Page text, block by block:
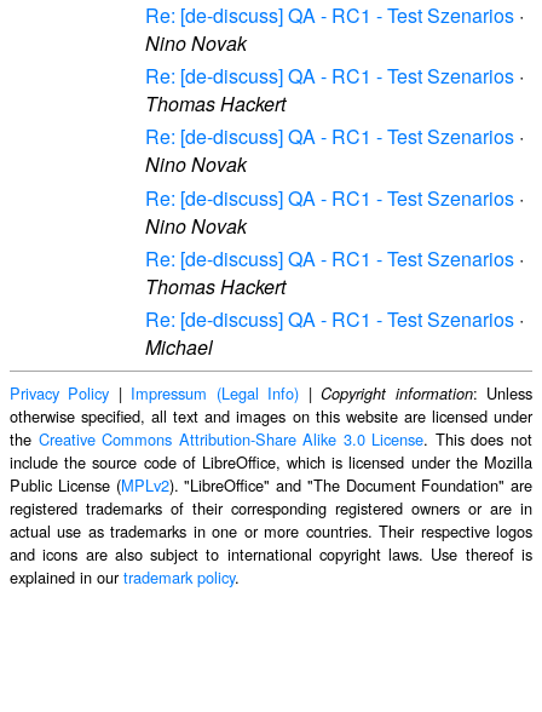
Re: [de-discuss] QA - RC1 - Test Szenarios ·
Nino Novak
Re: [de-discuss] QA - RC1 - Test Szenarios ·
Thomas Hackert
Re: [de-discuss] QA - RC1 - Test Szenarios ·
Nino Novak
Re: [de-discuss] QA - RC1 - Test Szenarios ·
Nino Novak
Re: [de-discuss] QA - RC1 - Test Szenarios ·
Thomas Hackert
Re: [de-discuss] QA - RC1 - Test Szenarios ·
Michael
Privacy Policy | Impressum (Legal Info) |Copyright information: Unless
otherwise specified, all text and images on this website are licensed under
the Creative Commons Attribution-Share Alike 3.0 License. This does not
include the source code of LibreOffice, which is licensed under the Mozilla
Public License (MPLv2). "LibreOffice" and "The Document Foundation" are
registered trademarks of their corresponding registered owners or are in
actual use as trademarks in one or more countries. Their respective logos
and icons are also subject to international copyright laws. Use thereof is
explained in ourtrademark policy.